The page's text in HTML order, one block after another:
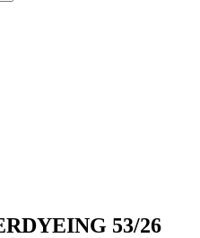
53/26